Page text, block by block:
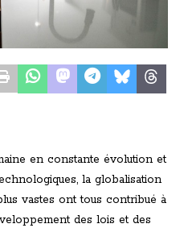
en constante évolution et
la globalisation
vastes ont tous contribué à
des lois et des